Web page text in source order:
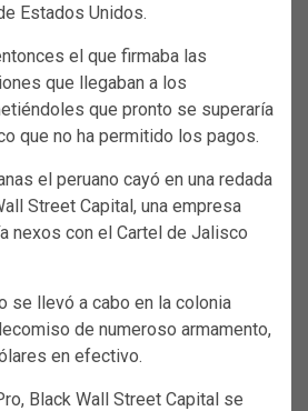
Estados Unidos.
el que firmaba las
que llegaban a los
que pronto se superaría
que no ha permitido los pagos.
el peruano cayó en una redada
Street Capital, una empresa
nexos con el Cartel de Jalisco
se llevó a cabo en la colonia
de numeroso armamento,
en efectivo.
Black Wall Street Capital se